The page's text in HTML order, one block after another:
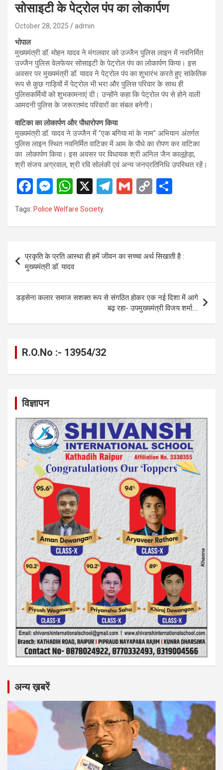
सोसाइटी के पेट्रोल पंप का लोकार्पण
October 28, 2025 admin
भोपाल
मुख्यमंत्री डॉ. मोहन यादव ने मंगलवार को उज्जैन पुलिस लाइन में नवनिर्मित
उज्जैन पुलिस वेलफेयर सोसाइटी के पेट्रोल पंप का लोकार्पण किया। इस
अवसर पर मुख्यमंत्री डॉ. यादव ने पेट्रोल पंप का शुभारंभ करते हुए सांकेतिक
रूप से कुछ गाड़ियों में पेट्रोल भी भरा और पुलिस परिवार के साथ ही
पुलिसकर्मियों को शुभकामनाएं दी। उन्होंने कहा कि पेट्रोल पंप से होने वाली
आमदनी पुलिस के जरूरतमंद परिवारों का संबल बनेगी।
वाटिका का लोकार्पण और पौधारोपण किया
मुख्यमंत्री डॉ. यादव ने उज्जैन में "एक बगिया मां के नाम" अभियान अंतर्गत
पुलिस लाइन स्थित नवनिर्मित वाटिका में आम के पौधे का रोपण कर वाटिका
का लोकार्पण किया। इस अवसर पर विधायक श्री अनिल जैन कालूहेड़ा,
श्री संजय अग्रवाल, श्री रवि सोलंकी एवं अन्य जनप्रतिनिधि उपस्थित रहें।
F
a
ce
o
o
k
M
es
se
g
er
W
h
at
A
p
p
X
T
a
G
C
n
Tags: Police Welfare Society.
navigation
प्रकृति के प्रति आस्था ही हमें जीवन का सच्चा अर्थ सिखाती है :
मुख्यमंत्री डॉ. यादव
डड़सेना कलार समाज सशक्त रूप से संगठित होकर एक नई दिशा में आगे
बढ़ रहा- उपमुख्यमंत्री विजय शर्मा….
R.O.No :- 13954/32
विज्ञापन
अन्य ख़बरें